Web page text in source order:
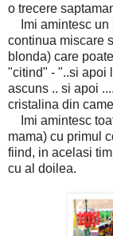
o trecere
Imi amintesc un
continua miscare
blonda) care
"citind" - "..si apoi
ascuns .. si apoi
cristalina din
Imi amintesc
mama) cu primul
fiind, in acelasi
cu al doilea.